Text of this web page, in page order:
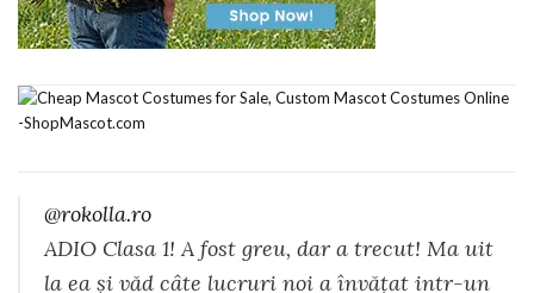
@rokolla.ro
ADIO Clasa 1! A fost greu, dar a trecut! Ma uit
la ea și văd câte lucruri noi a învățat intr-un